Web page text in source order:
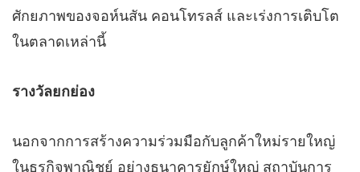
ศักยภาพของจอห์นสัน คอนโทรลส์ และเร่งการเติบโต
ในตลาดเหล่านี้
รางวัลยกย่อง
นอกจากการสร้างความร่วมมือกับลูกค้าใหม่รายใหญ่
ในธุรกิจพาณิชย์ อย่างธนาคารยักษ์ใหญ่ สถาบันการ